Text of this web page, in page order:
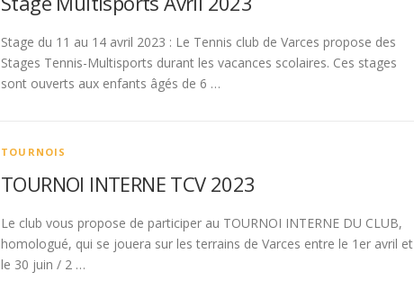
Stage du 11 au 14 avril 2023 : Le Tennis club de Varces propose des
Stages Tennis-Multisports durant les vacances scolaires. Ces stages
sont ouverts aux enfants âgés de 6 …
TOURNOIS
TOURNOI INTERNE TCV 2023
Le club vous propose de participer au TOURNOI INTERNE DU CLUB,
homologué, qui se jouera sur les terrains de Varces entre le 1er avril et
le 30 juin / 2 …